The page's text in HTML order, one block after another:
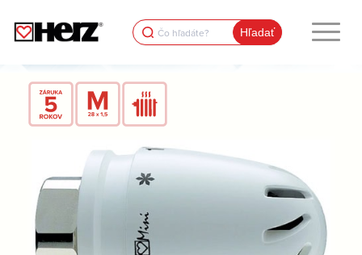
Search
for: